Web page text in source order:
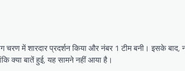
में शारदार प्रदर्शन किया और नंबर 1 टीम बनी। इसके बाद,
क्या बातें हुई, यह सामने नहीं आया है।